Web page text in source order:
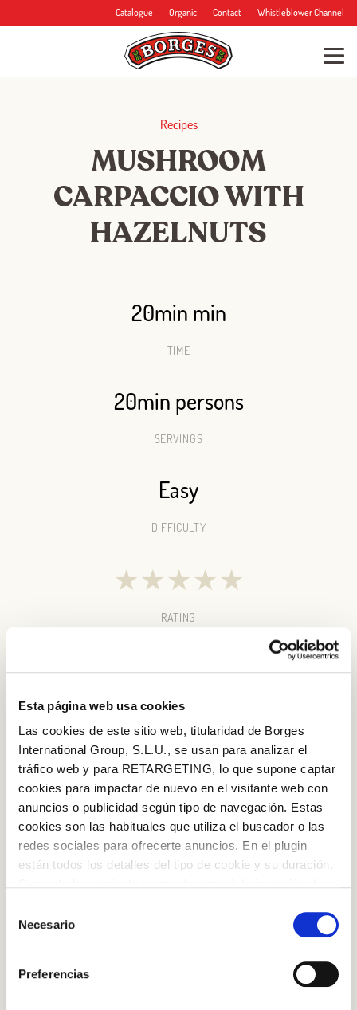
Esta página web usa cookies
Las cookies de este sitio web, titularidad de Borges
International Group, S.L.U., se usan para analizar el
tráfico web y para RETARGETING, lo que supone captar
cookies para impactar de nuevo en el visitante web con
anuncios o publicidad según tipo de navegación. Estas
cookies son las habituales que utiliza el buscador o las
redes sociales para ofrecerte anuncios. En el plugin
están todos los detalles del tipo de cookie y su duración.
la web aparece cómo evitar las cookies en el navegador.
Si se desea ver otra vez esta notificación navegar en
privado y aparecerá de nuevo. Le informamos que aún
no habiendo aceptado las cookies de analytics, Google
Necesario
Preferencias
Catalogue Organic Contact Whistleblower Channel
Recipes
MUSHROOM
CARPACCIO WITH
HAZELNUTS
20min min
TIME
20min persons
SERVINGS
Easy
DIFFICULTY
★★★★★
RATING
4 mushrooms, big